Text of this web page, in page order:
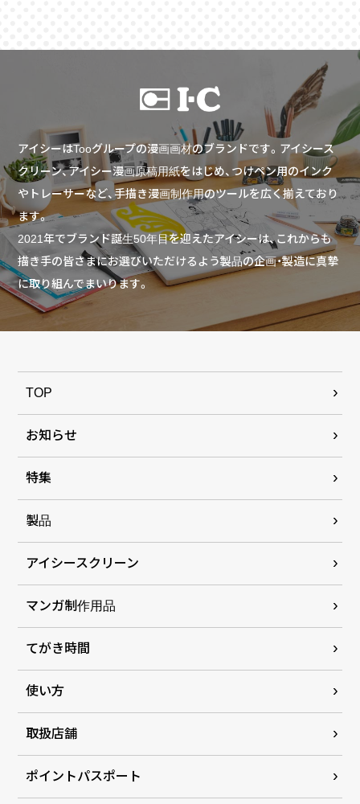
アイシーはTooグループの漫画画材のブランドです。アイシース
クリーン、アイシー漫画原稿用紙をはじめ、つけペン用のインク
やトレーサーなど、手描き漫画制作用のツールを広く揃えており
ます。
2021年でブランド誕生50年目を迎えたアイシーは、これからも
描き手の皆さまにお選びいただけるよう製品の企画・製造に真摯
に取り組んでまいります。
TOP
お知らせ
特集
製品
アイシースクリーン
マンガ制作用品
てがき時間
使い方
取扱店舗
ポイントパスポート